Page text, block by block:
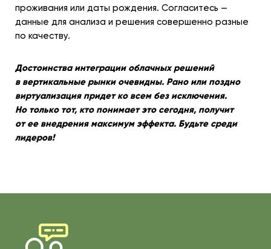
проживания или даты рождения. Согласитесь —
данные для анализа и решения совершенно разные
по качеству.
Достоинства интеграции облачных решений
в вертикальные рынки очевидны. Рано или поздно
виртуализация придет ко всем без исключения.
Но только тот, кто понимает это сегодня, получит
от ее внедрения максимум эффекта. Будьте среди
лидеров!